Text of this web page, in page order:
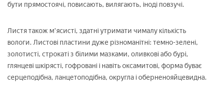
бути прямостоячі, повисають, вилягають, іноді повзучі.
Листя також м'ясисті, здатні утримати чималу кількість
вологи. Листові пластини дуже різноманітні: темно-зелені,
золотисті, строкаті з білими мазками, оливкові або бурі,
глянцеві шкірясті, гофровані і навіть оксамитові, форма буває
серцеподібна, ланцетоподібна, округла і оберненояйцевидна.